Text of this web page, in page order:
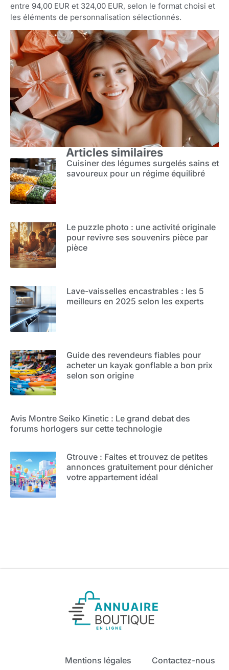
entre 94,00 EUR et 324,00 EUR, selon le format choisi et
les éléments de personnalisation sélectionnés.
Articles similaires
Cuisiner des légumes surgelés sains et
savoureux pour un régime équilibré
Le puzzle photo : une activité originale
pour revivre ses souvenirs pièce par
pièce
Lave-vaisselles encastrables : les 5
meilleurs en 2025 selon les experts
Guide des revendeurs fiables pour
acheter un kayak gonflable a bon prix
selon son origine
Avis Montre Seiko Kinetic : Le grand debat des
forums horlogers sur cette technologie
Gtrouve : Faites et trouvez de petites
annonces gratuitement pour dénicher
votre appartement idéal
Mentions légales Contactez-nous